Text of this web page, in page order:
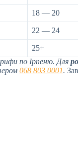
18 — 20
22 — 24
25+
по Ірпеню. Для
068 803 0001.